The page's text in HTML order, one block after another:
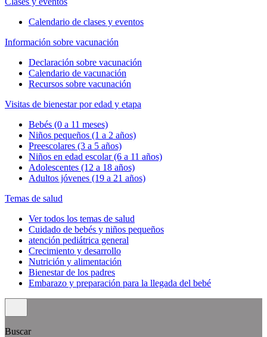
Calendario de clases y eventos
Información sobre vacunación
Declaración sobre vacunación
Calendario de vacunación
Recursos sobre vacunación
Visitas de bienestar por edad y etapa
Bebés (0 a 11 meses)
Niños pequeños (1 a 2 años)
Preescolares (3 a 5 años)
Niños en edad escolar (6 a 11 años)
Adolescentes (12 a 18 años)
Adultos jóvenes (19 a 21 años)
Temas de salud
Ver todos los temas de salud
Cuidado de bebés y niños pequeños
atención pediátrica general
Crecimiento y desarrollo
Nutrición y alimentación
Bienestar de los padres
Embarazo y preparación para la llegada del bebé
Buscar